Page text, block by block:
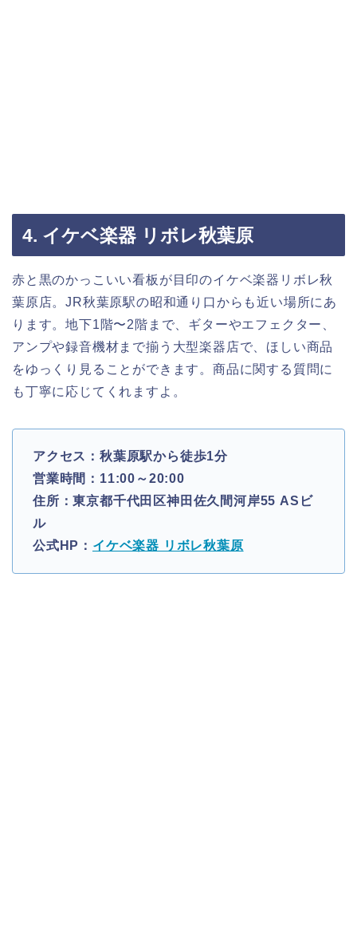
4. イケベ楽器 リボレ秋葉原
赤と黒のかっこいい看板が目印のイケベ楽器リボレ秋
葉原店。JR秋葉原駅の昭和通り口からも近い場所にあ
ります。地下1階〜2階まで、ギターやエフェクター、
アンプや録音機材まで揃う大型楽器店で、ほしい商品
をゆっくり見ることができます。商品に関する質問に
も丁寧に応じてくれますよ。
アクセス：秋葉原駅から徒歩1分
営業時間：11:00～20:00
住所：東京都千代田区神田佐久間河岸55 ASビ
ル
公式HP： イケベ楽器 リボレ秋葉原